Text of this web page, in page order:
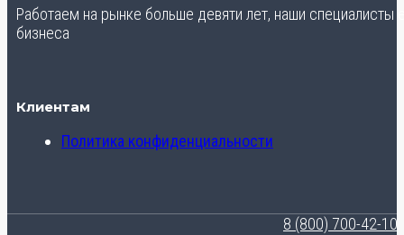
Работаем на рынке больше девяти лет, наши
бизнеса
Клиентам
Политика конфиденциальности
8 (800) 700-42-10